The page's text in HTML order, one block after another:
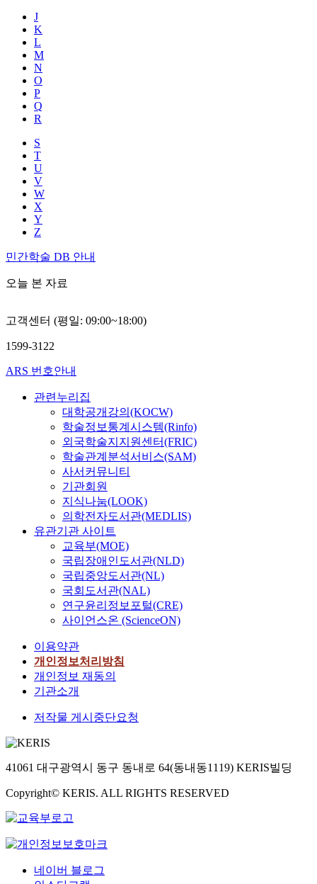
J
K
L
M
N
O
P
Q
R
S
T
U
V
W
X
Y
Z
민간학술 DB 안내
오늘 본 자료
고객센터 (평일: 09:00~18:00)
1599-3122
ARS 번호안내
관련누리집
대학공개강의(KOCW)
학술정보통계시스템(Rinfo)
외국학술지지원센터(FRIC)
학술관계분석서비스(SAM)
사서커뮤니티
기관회원
지식나눔(LOOK)
의학전자도서관(MEDLIS)
유관기관 사이트
교육부(MOE)
국립장애인도서관(NLD)
국립중앙도서관(NL)
국회도서관(NAL)
연구윤리정보포털(CRE)
사이언스온 (ScienceON)
이용약관
개인정보처리방침
개인정보 재동의
기관소개
저작물 게시중단요청
41061 대구광역시 동구 동내로 64(동내동1119) KERIS빌딩
Copyright© KERIS. ALL RIGHTS RESERVED
네이버 블로그